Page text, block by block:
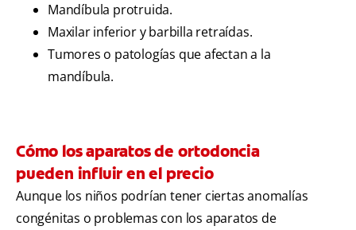
Mandíbula protruida.
Maxilar inferior y barbilla retraídas.
Tumores o patologías que afectan a la
mandíbula.
Cómo los aparatos de ortodoncia
pueden influir en el precio
Aunque los niños podrían tener ciertas anomalías
congénitas o problemas con los aparatos de